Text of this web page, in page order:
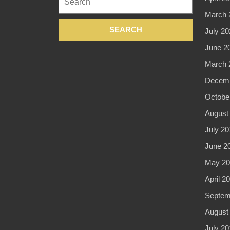
for:
March
July
June
March
August
July
June
May
April
August